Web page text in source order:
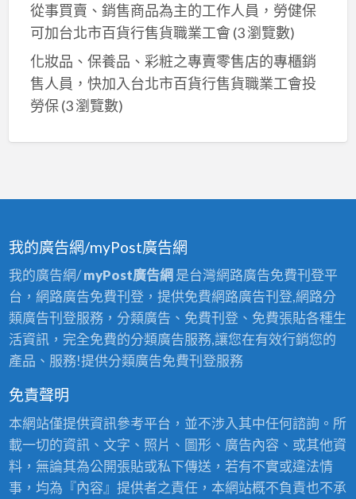
從事買賣、銷售商品為主的工作人員，勞健保
可加台北市百貨行售貨職業工會 (3 瀏覽數)
化妝品、保養品、彩粧之專賣零售店的專櫃銷
售人員，快加入台北市百貨行售貨職業工會投
勞保(3 瀏覽數)
我的廣告網/myPost廣告網
我的廣告網/myPost廣告網 是台灣網路廣告免費刊登平
台，網路廣告免費刊登，提供免費網路廣告刊登,網路分
類廣告刊登服務，分類廣告、免費刊登、免費張貼各種生
活資訊，完全免費的分類廣告服務,讓您在有效行銷您的
產品、服務!提供分類廣告免費刊登服務
免責聲明
本網站僅提供資訊參考平台，並不涉入其中任何諮詢。所
載一切的資訊、文字、照片、圖形、廣告內容、或其他資
料，無論其為公開張貼或私下傳送，若有不實或違法情
事，均為『內容』提供者之責任，本網站概不負責也不承